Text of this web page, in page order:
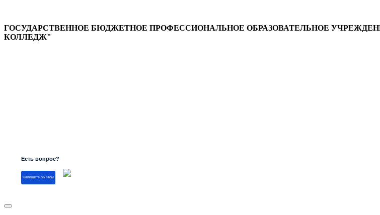
ГОСУДАРСТВЕННОЕ БЮДЖЕТНОЕ ПРОФЕССИОНАЛЬНОЕ ОБРАЗОВАТЕЛЬНОЕ
КОЛЛЕДЖ"
Есть вопрос?
Напишите об этом